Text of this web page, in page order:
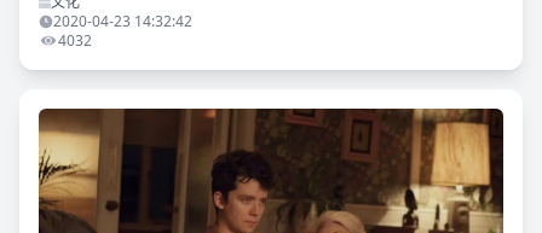
么我们究竟应不应
2020-04-23 14:32:42
4032